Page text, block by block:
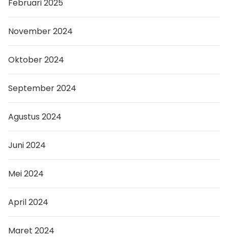
Februari 2025
November 2024
Oktober 2024
September 2024
Agustus 2024
Juni 2024
Mei 2024
April 2024
Maret 2024